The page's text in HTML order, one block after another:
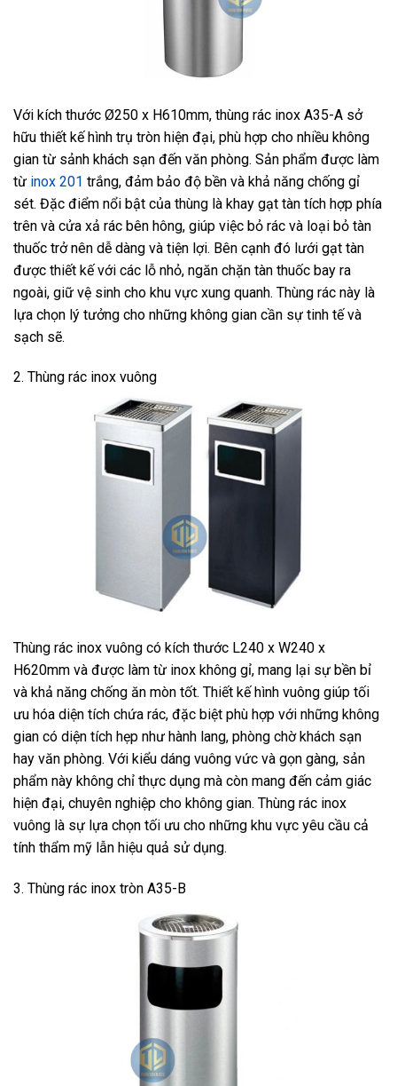
Với kích thước Ø250 x H610mm, thùng rác inox A35-A sở
hữu thiết kế hình trụ tròn hiện đại, phù hợp cho nhiều không
gian từ sảnh khách sạn đến văn phòng. Sản phẩm được làm
từ inox 201 trắng, đảm bảo độ bền và khả năng chống gỉ
sét. Đặc điểm nổi bật của thùng là khay gạt tàn tích hợp phía
trên và cửa xả rác bên hông, giúp việc bỏ rác và loại bỏ tàn
thuốc trở nên dễ dàng và tiện lợi. Bên cạnh đó lưới gạt tàn
được thiết kế với các lỗ nhỏ, ngăn chặn tàn thuốc bay ra
ngoài, giữ vệ sinh cho khu vực xung quanh. Thùng rác này là
lựa chọn lý tưởng cho những không gian cần sự tinh tế và
sạch sẽ.
2. Thùng rác inox vuông
Thùng rác inox vuông có kích thước L240 x W240 x
H620mm và được làm từ inox không gỉ, mang lại sự bền bỉ
và khả năng chống ăn mòn tốt. Thiết kế hình vuông giúp tối
ưu hóa diện tích chứa rác, đặc biệt phù hợp với những không
gian có diện tích hẹp như hành lang, phòng chờ khách sạn
hay văn phòng. Với kiểu dáng vuông vức và gọn gàng, sản
phẩm này không chỉ thực dụng mà còn mang đến cảm giác
hiện đại, chuyên nghiệp cho không gian. Thùng rác inox
vuông là sự lựa chọn tối ưu cho những khu vực yêu cầu cả
tính thẩm mỹ lẫn hiệu quả sử dụng.
3. Thùng rác inox tròn A35-B